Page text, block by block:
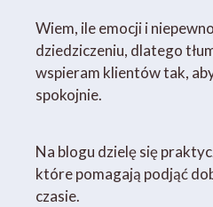
Wiem, ile emocji i
dziedziczeniu, dlatego
wspieram klientów tak,
spokojnie.
Na blogu dzielę się
które pomagają podjąć
czasie.